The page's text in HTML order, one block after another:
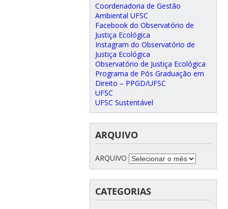
Coordenadoria de Gestão
Ambiental UFSC
Facebook do Observatório de
Justiça Ecológica
Instagram do Observatório de
Justiça Ecológica
Observatório de Justiça Ecológica
Programa de Pós Graduação em
Direito – PPGD/UFSC
UFSC
UFSC Sustentável
ARQUIVO
ARQUIVO
CATEGORIAS